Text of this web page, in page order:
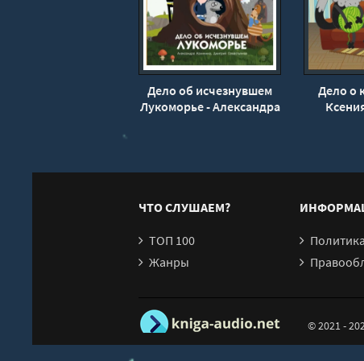
20
Дело об исчезнувшем
Лукоморье - Александра
Дело о
ЧТО СЛУШАЕМ?
ТОП 100
Жанры
Политика
© 2021 -